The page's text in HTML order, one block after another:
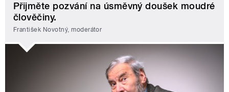
Přijměte pozvání na úsměvný doušek moudré
člověčiny.
František Novotný, moderátor